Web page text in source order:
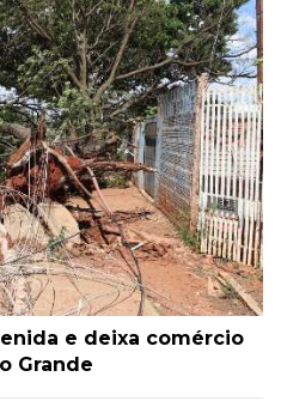
e deixa comércio
Grande